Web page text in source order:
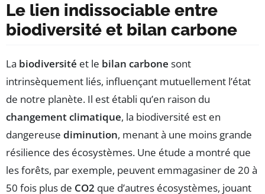
Le lien indissociable entre
biodiversité et bilan carbone
La biodiversité et le bilan carbone sont
intrinsèquement liés, influençant mutuellement l’état
de notre planète. Il est établi qu’en raison du
changement climatique, la biodiversité est en
dangereuse diminution, menant à une moins grande
résilience des écosystèmes. Une étude a montré que
les forêts, par exemple, peuvent emmagasiner de 20 à
50 fois plus de CO2 que d’autres écosystèmes, jouant